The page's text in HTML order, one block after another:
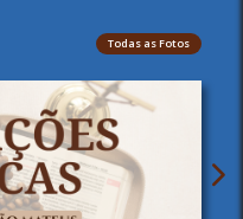
Todas as Fotos